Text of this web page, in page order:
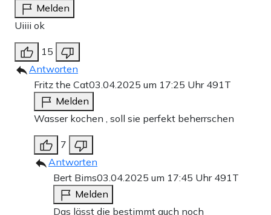
Melden
Uiiii ok
15
Antworten
Fritz the Cat03.04.2025 um 17:25 Uhr 491T
Melden
Wasser kochen , soll sie perfekt beherrschen
7
Antworten
Bert Bims03.04.2025 um 17:45 Uhr 491T
Melden
Das lässt die bestimmt auch noch